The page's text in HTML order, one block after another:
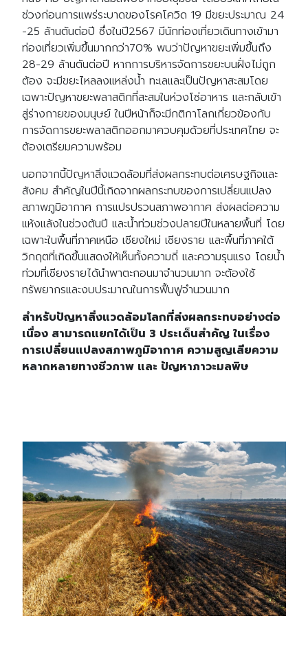
ช่วงก่อนการแพร่ระบาดของโรคโควิด 19 มีขยะประมาณ 24
-25 ล้านตันต่อปี ซึ่งในปี2567 มีนักท่องเที่ยวเดินทางเข้ามา
ท่องเที่ยวเพิ่มขึ้นมากกว่า70% พบว่าปัญหาขยะเพิ่มขึ้นถึง
28-29 ล้านตันต่อปี หากการบริหารจัดการขยะบนฝั่งไม่ถูก
ต้อง จะมีขยะไหลลงแหล่งน้ำ ทะเลและเป็นปัญหาสะสมโดย
เฉพาะปัญหาขยะพลาสติกที่สะสมในห่วงโซ่อาหาร และกลับเข้า
สู่ร่างกายของมนุษย์ ในปีหน้าก็จะมีกติกาโลกเกี่ยวข้องกับ
การจัดการขยะพลาสติกออกมาควบคุมด้วยที่ประเทศไทย จะ
ต้องเตรียมความพร้อม
นอกจากนี้ปัญหาสิ่งแวดล้อมที่ส่งผลกระทบต่อเศรษฐกิจและ
สังคม สำคัญในปีนี้เกิดจากผลกระทบของการเปลี่ยนแปลง
สภาพภูมิอากาศ การแปรปรวนสภาพอากาศ ส่งผลต่อความ
แห้งแล้งในช่วงต้นปี และน้ำท่วมช่วงปลายปีในหลายพื้นที่ โดย
เฉพาะในพื้นที่ภาคเหนือ เชียงใหม่ เชียงราย และพื้นที่ภาคใต้
วิกฤตที่เกิดขึ้นแสดงให้เห็นทั้งความถี่ และความรุนแรง โดยน้ำ
ท่วมที่เชียงรายได้นำพาตะกอนมาจำนวนมาก จะต้องใช้
ทรัพยากรและงบประมาณในการฟื้นฟูจำนวนมาก
สำหรับปัญหาสิ่งแวดล้อมโลกที่ส่งผลกระทบอย่างต่อ
เนื่อง สามารถแยกได้เป็น 3 ประเด็นสำคัญ ในเรื่อง
การเปลี่ยนแปลงสภาพภูมิอากาศ ความสูญเสียความ
หลากหลายทางชีวภาพ และ ปัญหาภาวะมลพิษ